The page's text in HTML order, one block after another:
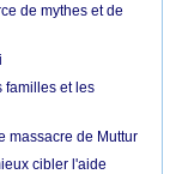
de mythes et de
familles et les
massacre de Muttur
cibler l'aide